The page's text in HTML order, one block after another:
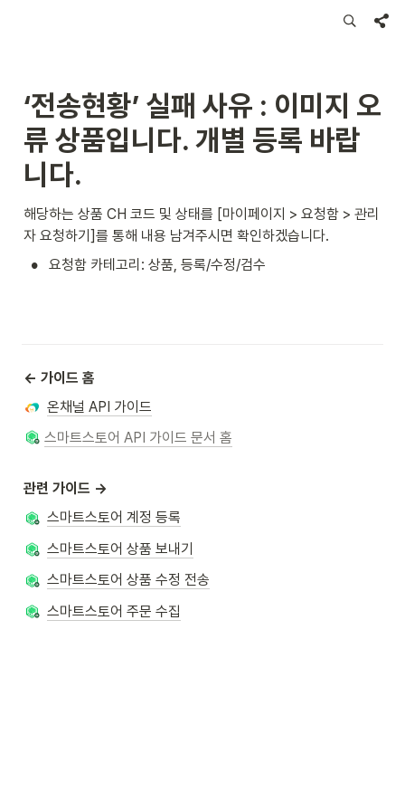
‘전송현황’ 실패 사유 : 이미지 오
류 상품입니다. 개별 등록 바랍
니다.
해당하는 상품 CH 코드 및 상태를 [마이페이지 > 요청함 > 관리
자 요청하기]를 통해 내용 남겨주시면 확인하겠습니다.
• 요청함 카테고리: 상품, 등록/수정/검수
← 가이드 홈
온채널 API 가이드
스마트스토어 API 가이드 문서 홈
관련 가이드 →
스마트스토어 계정 등록
스마트스토어 상품 보내기
스마트스토어 상품 수정 전송
스마트스토어 주문 수집